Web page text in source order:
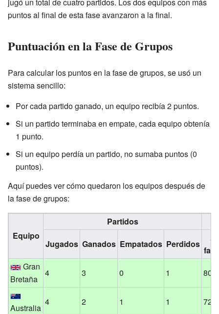
puntos al final de esta fase avanzaron a la final.
Puntuación en la Fase de Grupos
Para calcular los puntos en la fase de grupos, se usó un
sistema sencillo:
Por cada partido ganado, un equipo recibía 2 puntos.
Si un partido terminaba en empate, cada equipo obtenía
1 punto.
Si un equipo perdía un partido, no sumaba puntos (0
puntos).
Aquí puedes ver cómo quedaron los equipos después de
la fase de grupos:
Equipo
Partidos
Jugados Ganados Empatados Perdidos
A
Gran
Bretaña
4 3 0 1 80
Australia
4 2 1 1 72